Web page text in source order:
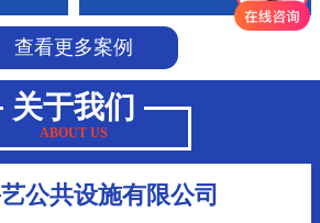
查看更多案例
关于我们
ABOUT US
公共设施有限公司